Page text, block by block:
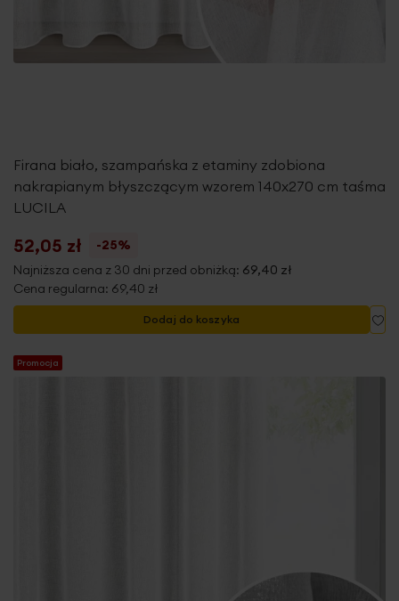
Firana biało, szampańska z etaminy zdobiona
nakrapianym błyszczącym wzorem 140x270 cm taśma
LUCILA
52,05 zł
-25%
Najniższa cena z 30 dni przed obniżką: 69,40 zł
Cena regularna: 69,40 zł
Dodaj do koszyka
Promocja